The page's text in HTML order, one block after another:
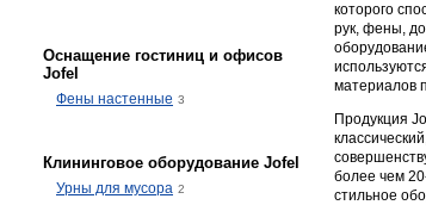
которого
рук, фены,
материалов
Продукция
более чем
стильное
Оснащение гостиниц и офисов
Jofel
Фены настенные 3
Клининговое оборудование Jofel
Урны для мусора 2